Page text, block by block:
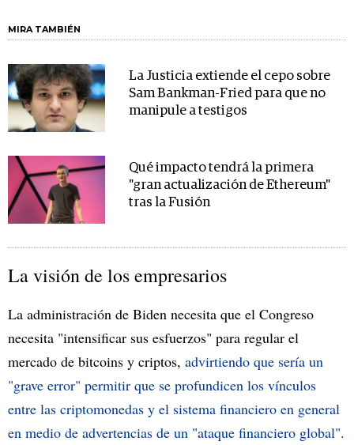
MIRA TAMBIÉN
La Justicia extiende el cepo sobre
Sam Bankman-Fried para que no
manipule a testigos
Qué impacto tendrá la primera
"gran actualización de Ethereum"
tras la Fusión
La visión de los empresarios
La administración de Biden necesita que el Congreso
necesita "intensificar sus esfuerzos" para regular el
mercado de bitcoins y criptos, advirtiendo que sería un
"grave error" permitir que se profundicen los vínculos
entre las criptomonedas y el sistema financiero en general
en medio de advertencias de un "ataque financiero global".